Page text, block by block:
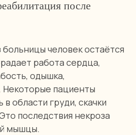
после
больницы человек остаётся
работа сердца,
одышка,
Некоторые пациенты
области груди, скачки
последствия некроза
мышцы.